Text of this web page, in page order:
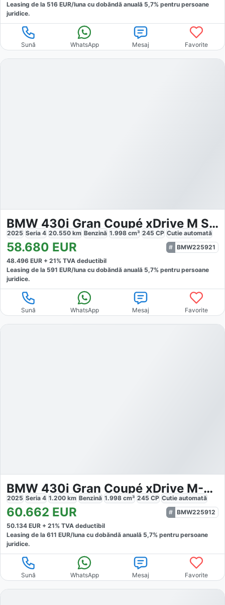
Leasing de la 516 EUR/luna cu dobăndă anuală 5,7% pentru persoane
juridice.
Sună WhatsApp Mesaj Favorite
BMW 430i Gran Coupé xDrive M Sportpaket
2025 Seria 4 20.550 km Benzină 1.998 cm³ 245 CP Cutie automată
58.680 EUR
BMW225921
48.496 EUR + 21% TVA deductibil
Leasing de la 591 EUR/luna cu dobăndă anuală 5,7% pentru persoane
juridice.
Sună WhatsApp Mesaj Favorite
BMW 430i Gran Coupé xDrive M-Sport
2025 Seria 4 1.200 km Benzină 1.998 cm³ 245 CP Cutie automată
60.662 EUR
BMW225912
50.134 EUR + 21% TVA deductibil
Leasing de la 611 EUR/luna cu dobăndă anuală 5,7% pentru persoane
juridice.
Sună WhatsApp Mesaj Favorite